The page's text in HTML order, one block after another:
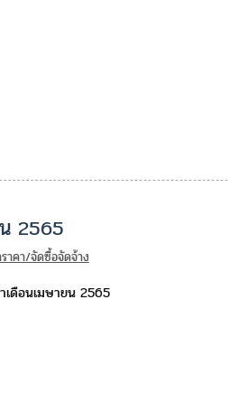
2565
าคา/จัดซื้อจัดจ้าง
ดือนเมษายน 2565